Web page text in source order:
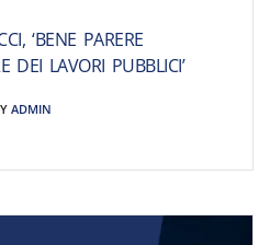
‘BENE PARERE
DEI LAVORI PUBBLICI’
ADMIN